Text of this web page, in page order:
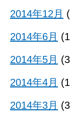
2014年12月
2014年6月
2014年5月
2014年4月
2014年3月